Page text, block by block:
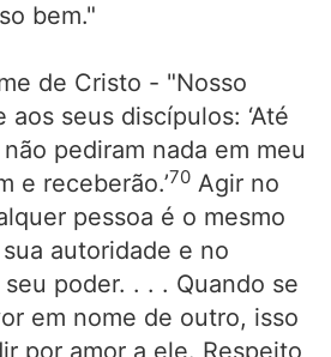
bem."
de Cristo - "Nosso
aos seus discípulos: ‘Até
pediram nada em meu
e receberão.’70 Agir no
pessoa é o mesmo
autoridade e no
poder. . . . Quando se
em nome de outro, isso
por amor a ele. Respeito